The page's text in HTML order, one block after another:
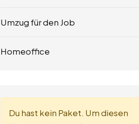
Umzug für den Job
Homeoffice
Du hast kein Paket. Um diesen